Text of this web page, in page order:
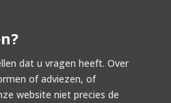
dat u vragen heeft. Over
of adviezen, of
website niet precies de